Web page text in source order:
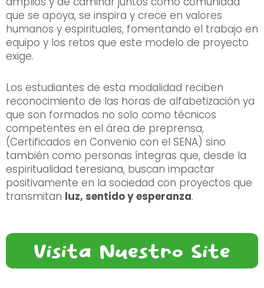
que se apoya, se inspira y crece en valores
humanos y espirituales, fomentando el trabajo en
equipo y los retos que este modelo de proyecto
exige.
Los estudiantes de esta modalidad reciben
reconocimiento de las horas de alfabetización ya
que son formados no solo como técnicos
competentes en el área de preprensa,
(Certificados en Convenio con el SENA) sino
también como personas íntegras que, desde la
espiritualidad teresiana, buscan impactar
positivamente en la sociedad con proyectos que
transmitan luz, sentido y esperanza.